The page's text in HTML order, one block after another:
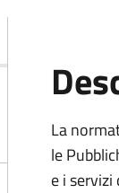
La
le
e i